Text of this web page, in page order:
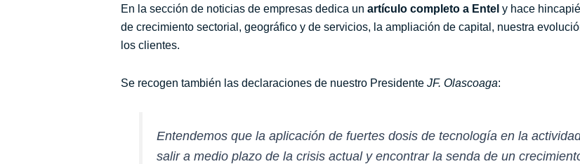
En la sección de noticias de empresas dedica un artículo completo a Entel y hace
de crecimiento sectorial, geográfico y de servicios, la ampliación de capital, nuestra
los clientes.
Se recogen también las declaraciones de nuestro Presidente JF. Olascoaga:
Entendemos que la aplicación de fuertes dosis de tecnología en la
salir a medio plazo de la crisis actual y encontrar la senda de un